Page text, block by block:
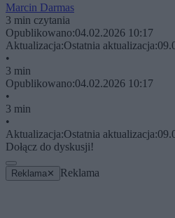
Marcin Darmas
3 min czytania
Opublikowano:04.02.2026 10:17
Aktualizacja:Ostatnia aktualizacja:
•
3 min
Opublikowano:04.02.2026 10:17
•
3 min
•
Aktualizacja:Ostatnia aktualizacja:
Dołącz do dyskusji!
Reklama ✕ Reklama